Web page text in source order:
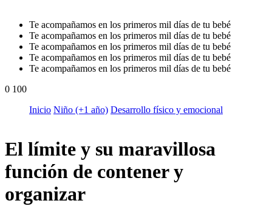
Te acompañamos en los primeros mil días de tu bebé
Te acompañamos en los primeros mil días de tu bebé
Te acompañamos en los primeros mil días de tu bebé
Te acompañamos en los primeros mil días de tu bebé
Te acompañamos en los primeros mil días de tu bebé
0 100
Inicio Niño (+1 año) Desarrollo físico y emocional
El límite y su maravillosa
función de contener y
organizar